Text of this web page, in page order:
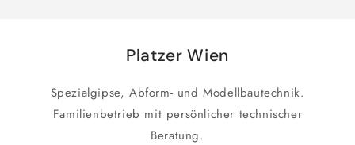
Platzer Wien
Spezialgipse, Abform- und Modellbautechnik.
Familienbetrieb mit persönlicher technischer
Beratung.